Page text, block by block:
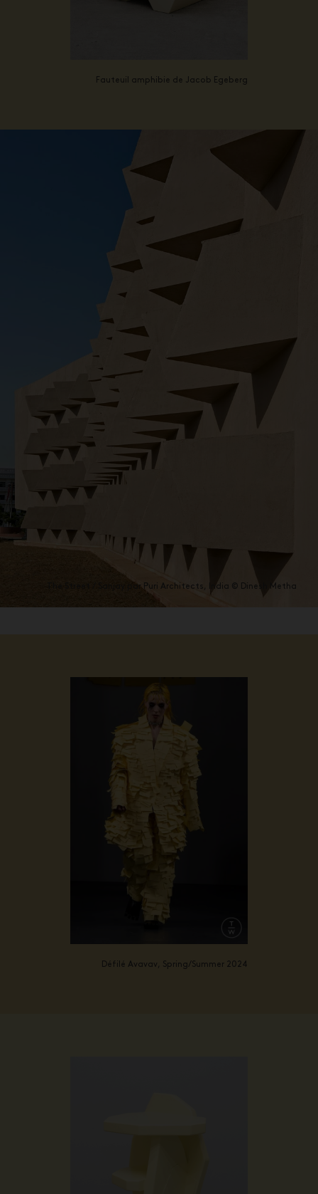
Fauteuil amphibie de Jacob Egeberg
The Street / Sanjay par Puri Architects, India © Dinesh Metha
Défilé Avavav, Spring/Summer 2024